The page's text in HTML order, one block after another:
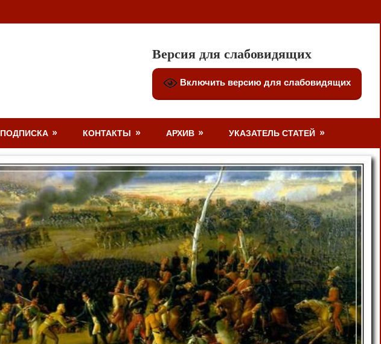
Версия для слабовидящих
Включить версию для слабовидящих
ПОДПИСКА КОНТАКТЫ АРХИВ УКАЗАТЕЛЬ СТАТЕЙ